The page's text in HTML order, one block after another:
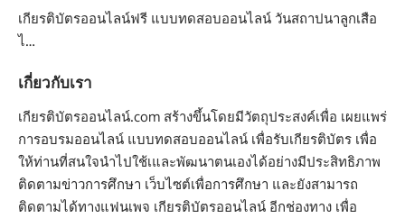
เกียรติบัตรออนไลน์ฟรี แบบทดสอบออนไลน์ วันสถาปนาลูกเสือ
ไ…
เกี่ยวกับเรา
เกียรติบัตรออนไลน์.com สร้างขึ้นโดยมีวัตถุประสงค์เพื่อ เผยแพร่
การอบรมออนไลน์ แบบทดสอบออนไลน์ เพื่อรับเกียรติบัตร เพื่อ
ให้ท่านที่สนใจนำไปใช้เและพัฒนาตนเองได้อย่างมีประสิทธิภาพ
ติดตามข่าวการศึกษา เว็บไซต์เพื่อการศึกษา และยังสามารถ
ติดตามได้ทางแฟนเพจ เกียรติบัตรออนไลน์ อีกช่องทาง เพื่อ